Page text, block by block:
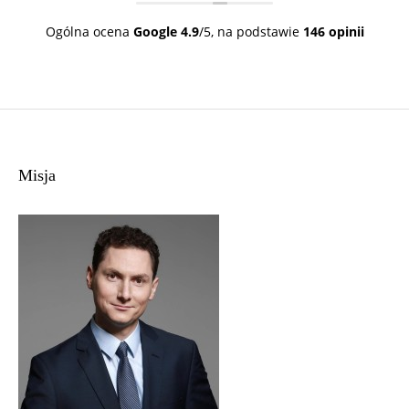
Tę Kancelarie mogę wszystkim polecić z
całym sercem.
Ogólna ocena Google 4.9/5, na podstawie 146 opinii
Misja